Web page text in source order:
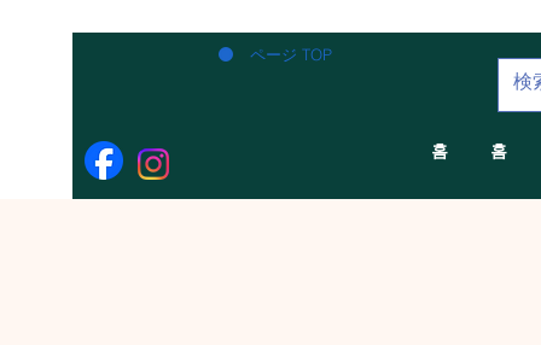
ページ TOP
홈 홈